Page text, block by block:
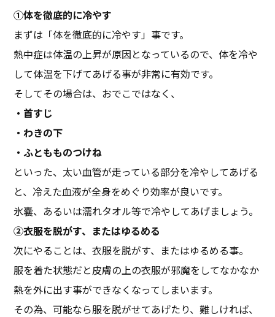
①体を徹底的に冷やす
まずは「体を徹底的に冷やす」事です。
熱中症は体温の上昇が原因となっているので、体を冷や
して体温を下げてあげる事が非常に有効です。
そしてその場合は、おでこではなく、
・首すじ
・わきの下
・ふともものつけね
といった、太い血管が走っている部分を冷やしてあげる
と、冷えた血液が全身をめぐり効率が良いです。
氷嚢、あるいは濡れタオル等で冷やしてあげましょう。
②衣服を脱がす、またはゆるめる
次にやることは、衣服を脱がす、またはゆるめる事。
服を着た状態だと皮膚の上の衣服が邪魔をしてなかなか
熱を外に出す事ができなくなってしまいます。
その為、可能なら服を脱がせてあげたり、難しければ、